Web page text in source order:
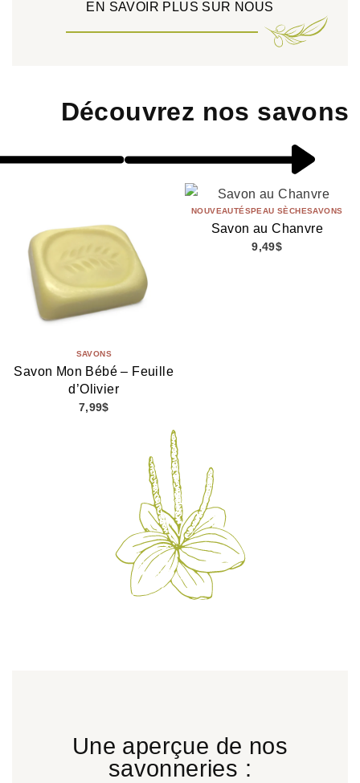
EN SAVOIR PLUS SUR NOUS
Découvrez nos savons
SAVONS
Savon Mon Bébé – Feuille
d’Olivier
7,99$
NOUVEAUTÉSPEAU SÈCHESAVONS
Savon au Chanvre
9,49$
Une aperçue de nos
savonneries :